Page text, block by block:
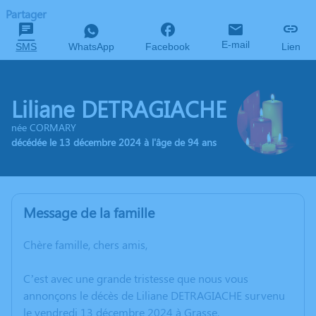
Partager
SMS WhatsApp Facebook E-mail Lien
Liliane DETRAGIACHE
née CORMARY
décédée le 13 décembre 2024 à l'âge de 94 ans
Message de la famille
Chère famille, chers amis,
C’est avec une grande tristesse que nous vous
annonçons le décès de Liliane DETRAGIACHE survenu
le vendredi 13 décembre 2024 à Grasse.